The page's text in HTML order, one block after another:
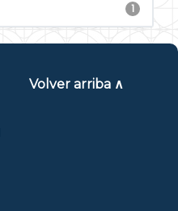
1
Volver arriba ∧